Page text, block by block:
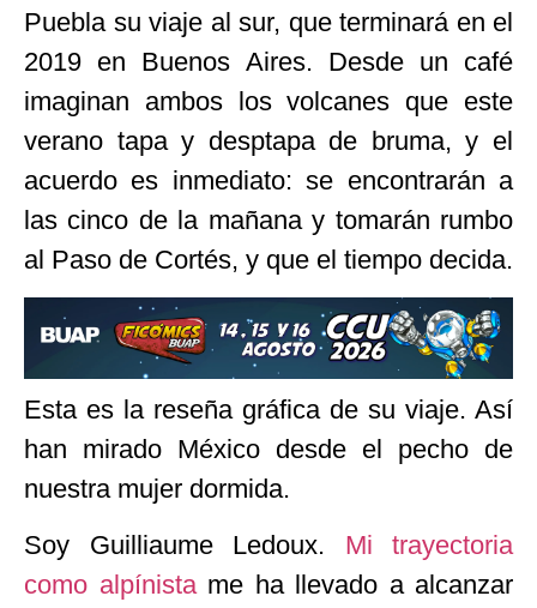
Puebla su viaje al sur, que terminará en el
2019 en Buenos Aires. Desde un café
imaginan ambos los volcanes que este
verano tapa y desptapa de bruma, y el
acuerdo es inmediato: se encontrarán a
las cinco de la mañana y tomarán rumbo
al Paso de Cortés, y que el tiempo decida.
Esta es la reseña gráfica de su viaje. Así
han mirado México desde el pecho de
nuestra mujer dormida.
Soy Guilliaume Ledoux. Mi trayectoria
como alpínista me ha llevado a alcanzar